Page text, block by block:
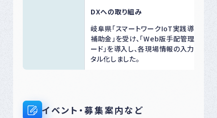
DXへの取り組み
岐阜県「スマートワークIoT実践導入支
補助金」を受け、「Web版手配管理ホワイ
ード」を導入し、各現場情報の入力・共有
タル化しました。
イベント・募集案内など